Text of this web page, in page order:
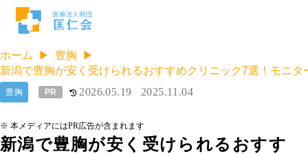
ホーム
豊胸
新潟で豊胸が安く受けられるおすすめクリニック7選！モニタ
新潟で豊胸が安く受けられるおすす
2026.05.19 2025.11.04
豊胸 PR
※ 本メディアにはPR広告が含まれます